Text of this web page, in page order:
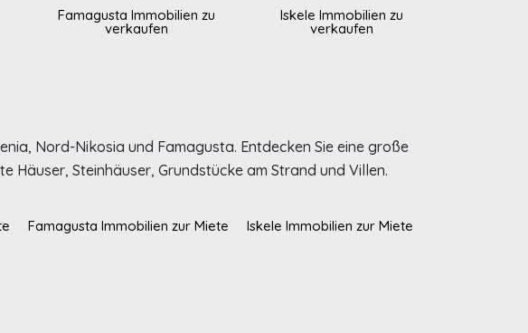
Famagusta Immobilien zu
verkaufen
Iskele Immobilien zu
verkaufen
Nord-Nikosia und Famagusta. Entdecken Sie eine große
Steinhäuser, Grundstücke am Strand und Villen.
Famagusta Immobilien zur Miete Iskele Immobilien zur Miete